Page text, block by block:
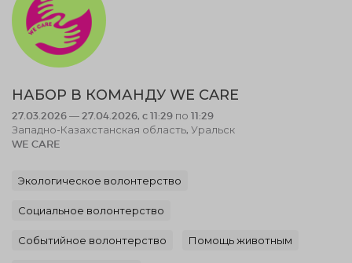
НАБОР В КОМАНДУ WE CARE
27.03.2026 — 27.04.2026, c 11:29 по 11:29
Западно-Казахстанская область, Уральск
WE CARE
Экологическое волонтерство
Социальное волонтерство
Событийное волонтерство Помощь животным